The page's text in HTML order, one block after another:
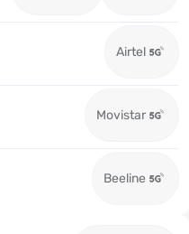
Airtel
Movistar
Beeline